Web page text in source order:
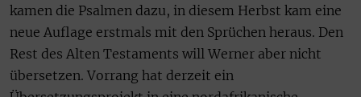
kamen die Psalmen dazu, in diesem Herbst kam eine
neue Auflage erstmals mit den Sprüchen heraus. Den
Rest des Alten Testaments will Werner aber nicht
übersetzen. Vorrang hat derzeit ein